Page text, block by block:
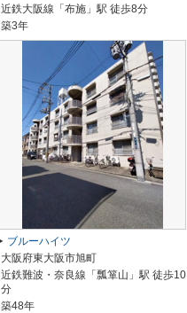
近鉄大阪線「布施」駅 徒歩8分
築3年
ブルーハイツ
大阪府東大阪市旭町
近鉄難波・奈良線「瓢箪山」駅 徒歩10
分
築48年